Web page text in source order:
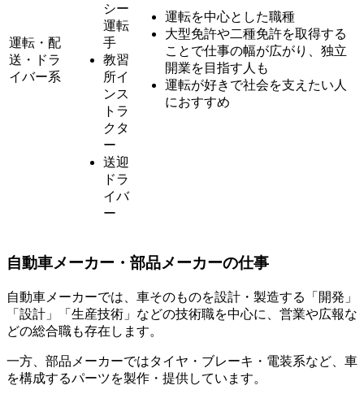
運転・配
送・ドラ
イバー系
シー
運転
手
教習
所イ
ンス
トラ
クタ
ー
送迎
ドラ
イバ
ー
運転を中心とした職種
大型免許や二種免許を取得する
ことで仕事の幅が広がり、独立
開業を目指す人も
運転が好きで社会を支えたい人
におすすめ
自動車メーカー・部品メーカーの仕事
自動車メーカーでは、車そのものを設計・製造する「開発」
「設計」「生産技術」などの技術職を中心に、営業や広報な
どの総合職も存在します。
一方、部品メーカーではタイヤ・ブレーキ・電装系など、車
を構成するパーツを製作・提供しています。